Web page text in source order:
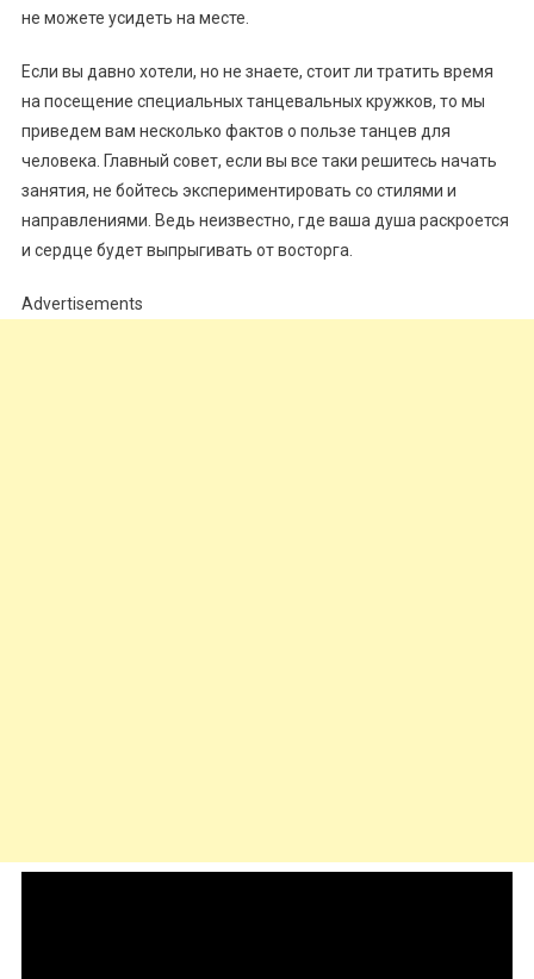
не можете усидеть на месте.
Если вы давно хотели, но не знаете, стоит ли тратить время
на посещение специальных танцевальных кружков, то мы
приведем вам несколько фактов о пользе танцев для
человека. Главный совет, если вы все таки решитесь начать
занятия, не бойтесь экспериментировать со стилями и
направлениями. Ведь неизвестно, где ваша душа раскроется
и сердце будет выпрыгивать от восторга.
Advertisements